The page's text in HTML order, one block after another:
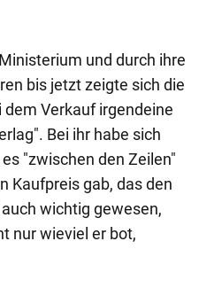
und durch ihre
bis jetzt zeigte sich die
Verkauf irgendeine
Bei ihr habe sich
"zwischen den Zeilen"
Kaufpreis gab, das den
wichtig gewesen,
nur wieviel er bot,